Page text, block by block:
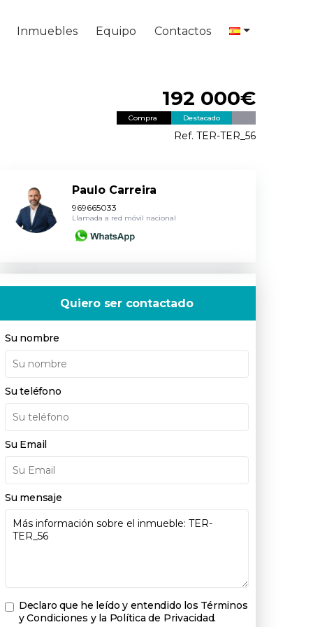
Inmuebles Equipo Contactos
192 000€
Compra Destacado
Ref. TER-TER_56
Paulo Carreira
969665033
Llamada a red móvil nacional
Quiero ser contactado
Su nombre
Su teléfono
Su Email
Su mensaje
Declaro que he leído y entendido los Términos
y Condiciones y la Política de Privacidad.